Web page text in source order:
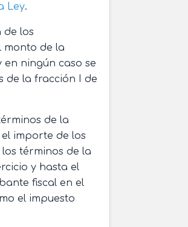
Ley.
de los
monto de la
ningún caso se
de la fracción I de
de la
importe de los
términos de la
y hasta el
fiscal en el
el impuesto